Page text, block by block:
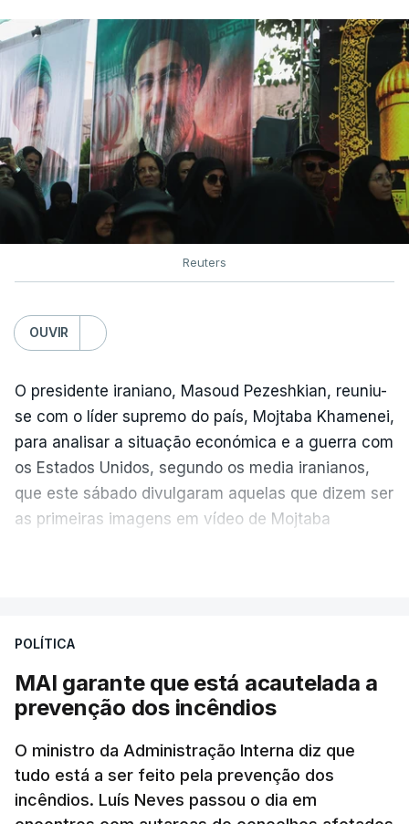
Reuters
OUVIR
O presidente iraniano, Masoud Pezeshkian, reuniu-
se com o líder supremo do país, Mojtaba Khamenei,
para analisar a situação económica e a guerra com
os Estados Unidos, segundo os media iranianos,
que este sábado divulgaram aquelas que dizem ser
as primeiras imagens em vídeo de Mojtaba
Mehr na rede social Telegram, como aquilo que
israelita, que nos últimos tempos vem dando conta
de que o líder supremo iraniano estará em estado
crítico na sequência do bombardeamento que no
último dia de fevereiro passado matou o pai, o
ayatollah Ali Khamenei, e outros membros da
família.
POLÍTICA
MAI garante que está acautelada a
prevenção dos incêndios
O ministro da Administração Interna diz que
tudo está a ser feito pela prevenção dos
incêndios. Luís Neves passou o dia em